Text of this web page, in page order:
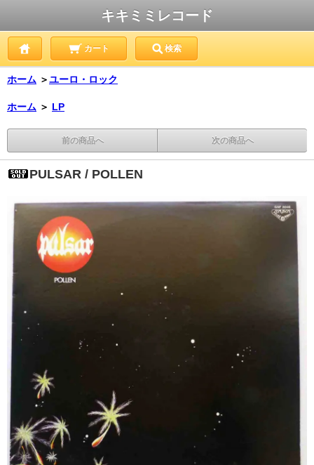
キキミミレコード
カート 検索
ホーム ＞ユーロ・ロック
ホーム ＞ LP
前の商品へ 次の商品へ
PULSAR / POLLEN